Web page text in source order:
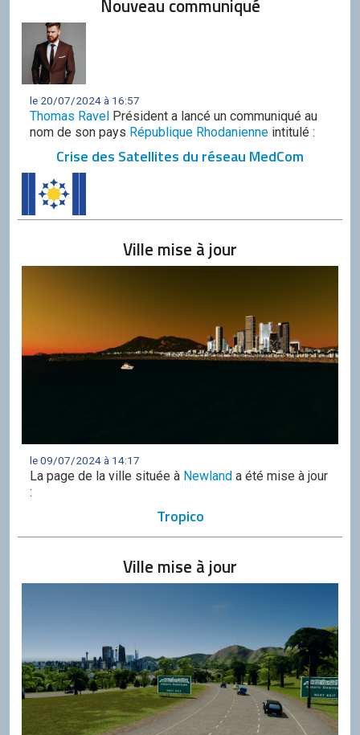
Nouveau communiqué
le 20/07/2024 à 16:57
Thomas Ravel Président a lancé un communiqué au
nom de son pays République Rhodanienne intitulé :
Crise des Satellites du réseau MedCom
Ville mise à jour
le 09/07/2024 à 14:17
La page de la ville située à Newland a été mise à jour
:
Tropico
Ville mise à jour